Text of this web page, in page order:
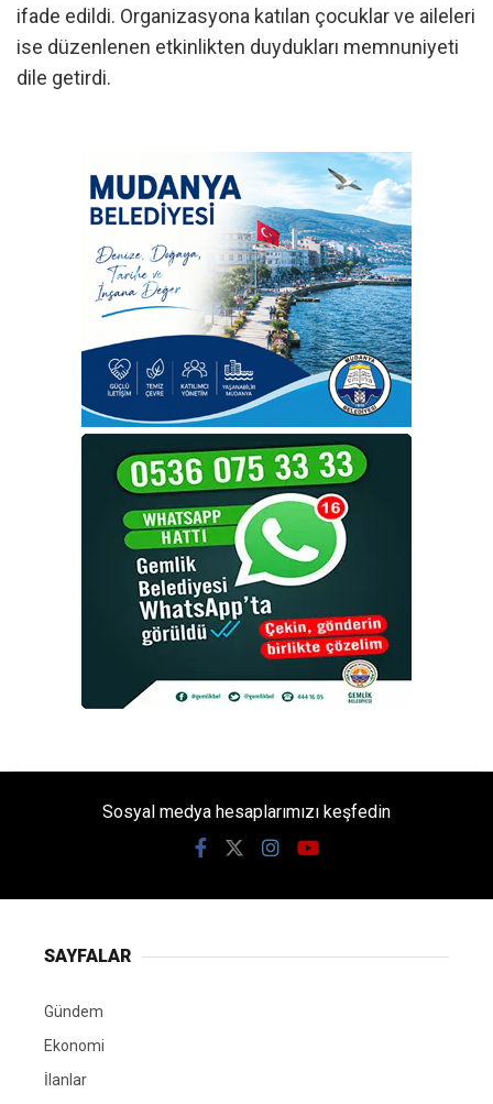
ifade edildi. Organizasyona katılan çocuklar ve aileleri
ise düzenlenen etkinlikten duydukları memnuniyeti
dile getirdi.
Sosyal medya hesaplarımızı keşfedin
SAYFALAR
Gündem
Ekonomi
İlanlar